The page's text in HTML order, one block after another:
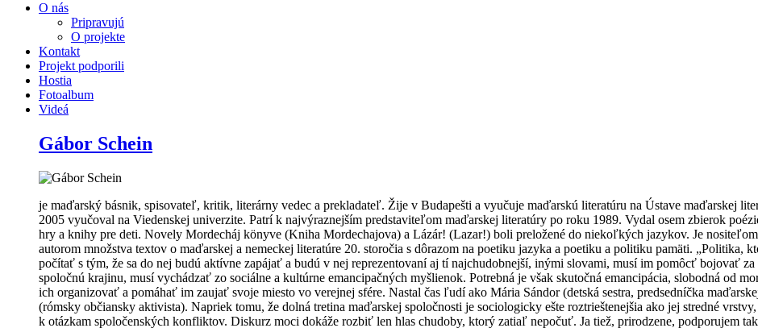
O nás
Pripravujú
O projekte
Kontakt
Projekt podporili
Hostia
Fotoalbum
Videá
Gábor Schein
je maďarský básnik, spisovateľ, kritik, literárny vedec a prekladateľ. Žije v Budapešti a vyučuje maďarskú literatúru na Ústave maďarskej
2005 vyučoval na Viedenskej univerzite. Patrí k najvýraznejším predstaviteľom maďarskej literatúry po roku 1989. Vydal osem zbierok
hry a knihy pre deti. Novely Mordecháj könyve (Kniha Mordechajova) a Lázár! (Lazar!) boli preložené do niekoľkých jazykov. Je
autorom množstva textov o maďarskej a nemeckej literatúre 20. storočia s dôrazom na poetiku jazyka a poetiku a politiku pamäti. „Politika,
počítať s tým, že sa do nej budú aktívne zapájať a budú v nej reprezentovaní aj tí najchudobnejší, inými slovami, musí im pomôcť bojovať
spoločnú krajinu, musí vychádzať zo sociálne a kultúrne emancipačných myšlienok. Potrebná je však skutočná emancipácia, slobodná od
ich organizovať a pomáhať im zaujať svoje miesto vo verejnej sfére. Nastal čas ľudí ako Mária Sándor (detská sestra, predsedníčka
(rómsky občiansky aktivista). Napriek tomu, že dolná tretina maďarskej spoločnosti je sociologicky ešte roztrieštenejšia ako jej stredné
k otázkam spoločenských konfliktov. Diskurz moci dokáže rozbiť len hlas chudoby, ktorý zatiaľ nepočuť. Ja tiež, prirodzene, podporujem